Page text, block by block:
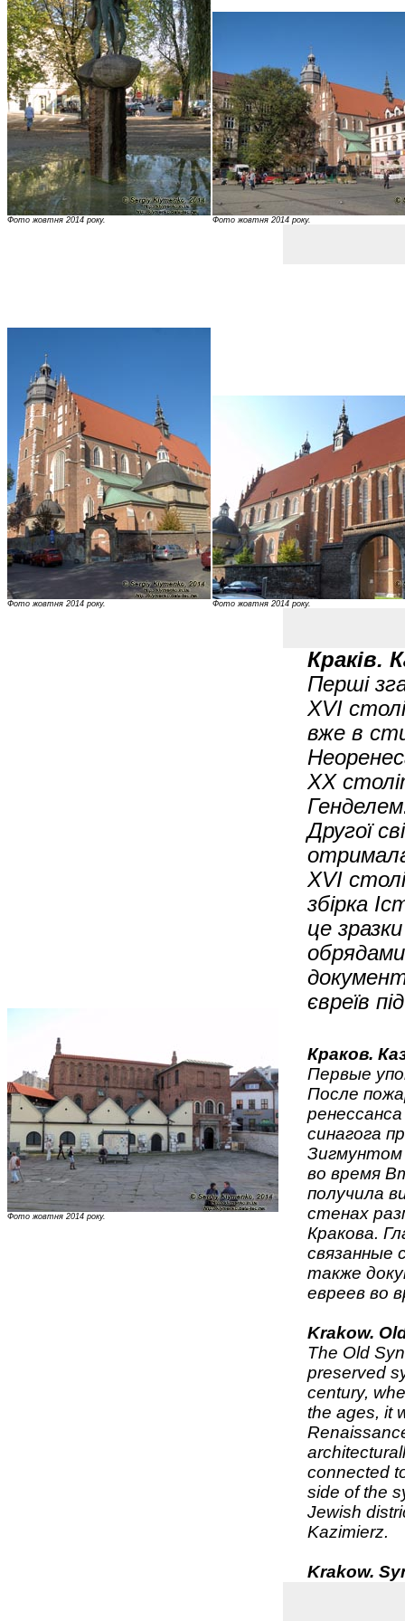
Фото жовтня 2014 року. Фото жовтня 2014 року.
Фото жовтня 2014 року. Фото жовтня 2014 року.
Фото жовтня 2014 року.
Краків.
Перші
XVI
вже в
XX
Другої
XVI
збірка
це
євреїв
Краков.
Первые
После
синагога
Зигмунтом
во время
получила
стенах
Кракова.
связанные
также
евреев во
Krakow.
The Old
preserved
century,
the ages, it
connected
side of the
Jewish
Kazimierz.
Krakow.